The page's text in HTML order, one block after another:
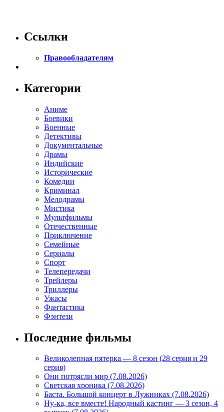
Ссылки
Правообладателям
Категории
Аниме
Боевики
Военные
Детективы
Документальные
Драмы
Индийские
Исторические
Комедии
Криминал
Мелодрамы
Мистика
Мультфильмы
Отечественные
Приключение
Семейные
Сериалы
Спорт
Телепередачи
Трейлеры
Триллеры
Ужасы
Фантастика
Фэнтези
Последние фильмы
Великолепная пятерка — 8 сезон (28 серия и 29
серия)
Они потрясли мир (7.08.2026)
Светская хроника (7.08.2026)
Баста. Большой концерт в Лужниках (7.08.2026)
Ну-ка, все вместе! Народный кастинг — 3 сезон, 4